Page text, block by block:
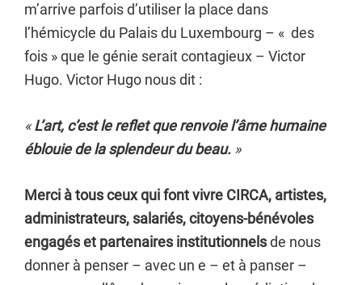
m’arrive parfois d’utiliser la place dans
l’hémicycle du Palais du Luxembourg – « des
fois » que le génie serait contagieux – Victor
Hugo. Victor Hugo nous dit :
«L’art, c’est le reflet que renvoie l’âme humaine
éblouie de la splendeur du beau. »
Merci à tous ceux qui font vivre CIRCA, artistes,
administrateurs, salariés, citoyens-bénévoles
engagés et partenaires institutionnelsde nous
donner à penser – avec un e – et à panser –